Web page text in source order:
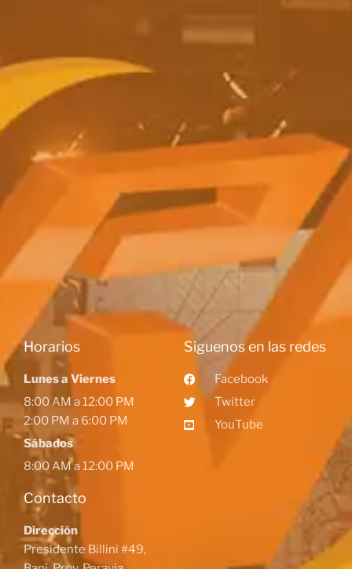
Horarios
Lunes a Viernes
8:00 AM a 12:00 PM
2:00 PM a 6:00 PM
Sábados
8:00 AM a 12:00 PM
Contacto
Dirección
Presidente Billini #49,
Siguenos en las redes
Facebook
Twitter
YouTube